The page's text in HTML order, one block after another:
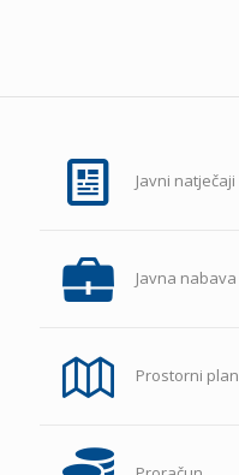
Javni natječaji
Javna nabava
Prostorni plan